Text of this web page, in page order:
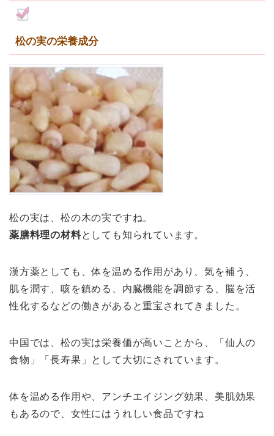
松の実の栄養成分
松の実は、松の木の実ですね。
薬膳料理の材料としても知られています。
漢方薬としても、体を温める作用があり、気を補う、
肌を潤す、咳を鎮める、内臓機能を調節する、脳を活
性化するなどの働きがあると重宝されてきました。
中国では、松の実は栄養価が高いことから、
「仙人の
食物」「長寿果」 として大切にされています。
体を温める作用や、アンチエイジング効果、美肌効果
もあるので、女性にはうれしい食品ですね